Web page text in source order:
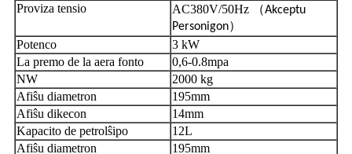
Proviza tensio
AC380V/50Hz （Akceptu
Personigon）
Potenco
3 kW
La premo de la aera fonto
0,6-0.8mpa
NW
2000 kg
Afiŝu diametron
195mm
Afiŝu dikecon
14mm
Kapacito de petrolŝipo
12L
Afiŝu diametron
195mm